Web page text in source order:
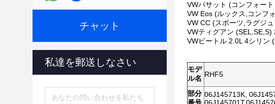
チャット
私達を郵送しなさい
VWパサット (コンフォー
VW Eos (ルックス,コンフ
VW CC (スポーツ,ラグジ
VWティグアン
VWビートル 2.0L 4シリン
モデ
ル名 RHF5
部分 06J145713K,